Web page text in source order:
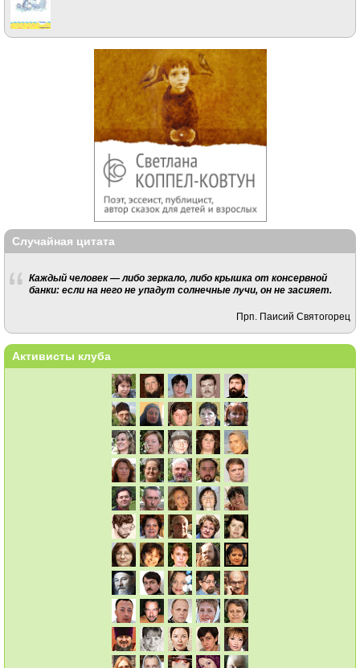
Случайная цитата
Каждый человек — либо зеркало, либо крышка от консервной
банки: если на него не упадут солнечные лучи, он не засияет.
Прп. Паисий Святогорец
Активисты клуба